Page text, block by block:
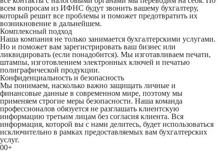
всем вопросам из ИФНС будут звонить вашему бухгалтеру,
который решит все проблемы и поможет предотвратить их
возникновение в дальнейшем.
Комплексный подход
Наша компания не только занимается бухгалтерскими услугами.
Но и поможет вам зарегистрировать ваш бизнес или
ликвидировать (если понадобится). Мы изготавливаем печати,
штампы, изготовлением электронных ключей и печатью
полиграфической продукции.
Конфиденциальность и безопасность
Мы понимаем, насколько важно защищать личные и
финансовые данные в современном мире, поэтому мы
применяем строгие меры безопасности. Наша команда
профессионалов обязуется не разглашать клиентскую
информацию третьим лицам без согласия клиента. Вся
информация, которой вы с нами делитесь, будет использоваться
исключительно в рамках предоставляемых вам бухгалтерских
услуг.
00+